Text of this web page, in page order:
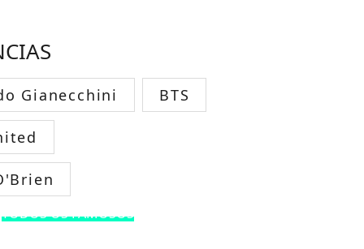
Gianecchini BTS
TODOS OS FAMOSOS